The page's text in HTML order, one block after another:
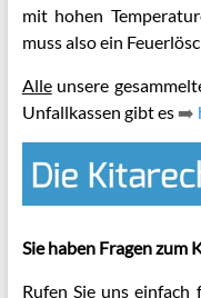
mit hohen
muss also ein
Alleunsere
Unfallkassen gibt es➡️
Sie haben Fragen zum
Rufen Sie uns einfach